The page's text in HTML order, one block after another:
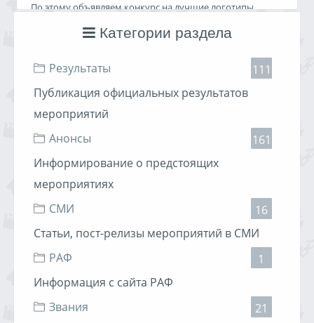
Категории раздела
Результаты
111
Публикация официальных результатов
мероприятий
Анонсы
161
Информирование о предстоящих
мероприятиях
СМИ
16
Статьи, пост-релизы мероприятий в СМИ
РАФ
1
Информация с сайта РАФ
Звания
21
По этому объявляем конкурс на лучшие логотипы
В качестве приза для победителей - возможность
лицезреть свои работы на каждой гонке, в анонсах и
Итак, на какие соревнования нужны Ваши творения:
1) Чемпионат Тюменской области "Зимний спринт".
2) Чемпионат Тюменской области "Летний спринт".
3) Летние Метелевские рулежки (+Джимкана).
4) Чемпионат "Уральская Лига Дрифта" (Тут пока
еще допускаются вариации).
Пока хватит. Ждем вариантов!
3046 просмотров